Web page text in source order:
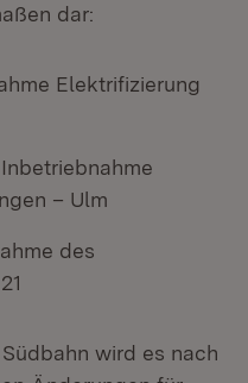
dar:
Elektrifizierung
– Ulm
des
wird es nach